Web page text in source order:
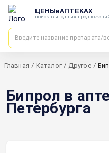
ЦЕНЫвАПТЕКАХ
поиск выгодных
Главная / Каталог / Другое /
Бипрол в
Петербурга